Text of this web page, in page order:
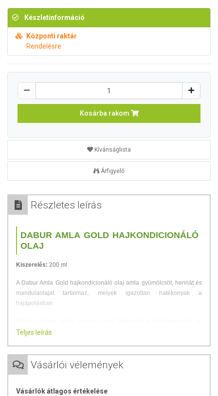
Készletinformáció
Központi raktár
Rendelésre
Kosárba rakom
Kívánságlista
Árfigyelő
Részletes leírás
DABUR AMLA GOLD HAJKONDICIONÁLÓ
OLAJ
Kiszerelés: 200 ml
A Dabur Amla Gold hajkondicionáló olaj amla gyümölcsöt, hennát és
mandulaolajat tartalmaz, melyek igazoltan hatékonyak a
hajápolásban.
csökkenti a hajhullást. Javasolt a kémiai kezelésnek kitett, festett, vagy
AMLA
Teljes leírás
Vásárlói vélemények
Vásárlók átlagos értékelése